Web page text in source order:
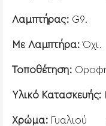
Λαμπτήρας: G9.
Με Λαμπτήρα:Όχι.
Τοποθέτηση:
Υλικό Κατασκευής:
Χρώμα: Γυαλιού